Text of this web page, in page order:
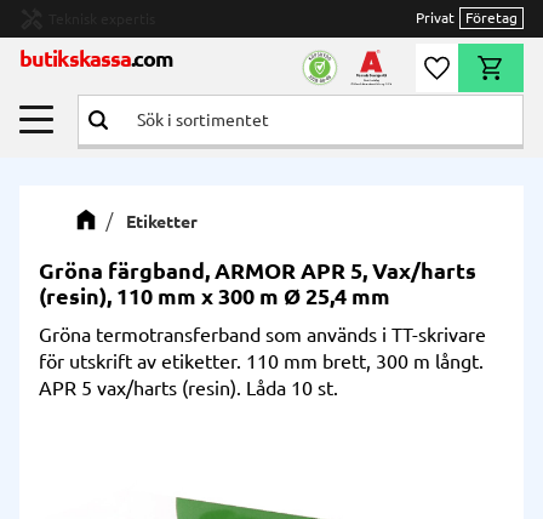
Meny
Privat Företag
butikskassa.com Önskelista
Etiketter
Gröna färgband, ARMOR APR 5, Vax/harts
(resin), 110 mm x 300 m Ø 25,4 mm
Gröna termotransferband som används i TT-skrivare
för utskrift av etiketter. 110 mm brett, 300 m långt.
APR 5 vax/harts (resin). Låda 10 st.